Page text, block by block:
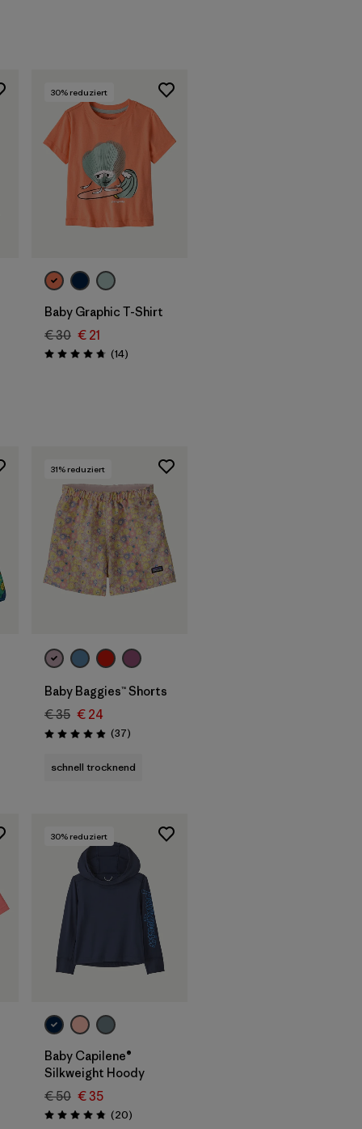
30% reduziert
Baby Graphic T-Shirt
€ 30 € 21
Bewertung: 4.7 / 5
(14Rezensionen
)
31% reduziert
Baby Baggies™ Shorts
€ 35 € 24
Bewertung: 4.9 / 5
(37Rezensionen
)
schnell trocknend
30% reduziert
Baby Capilene®
Silkweight Hoody
€ 50 € 35
Bewertung: 4.8 / 5
(20Rezensionen
)